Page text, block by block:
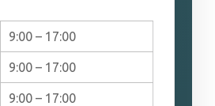
9:00 – 17:00
9:00 – 17:00
9:00 – 17:00